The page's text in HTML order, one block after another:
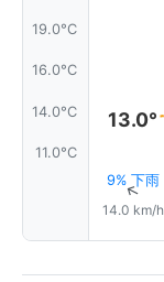
19.0°C
16.0°C
14.0°C
11.0°C
13.0°
9% 下雨
↑
14.0 km/h